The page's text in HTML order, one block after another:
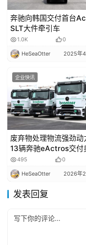
奔驰向韩国交付首台
SLT大件牵引车
1.0K 0
HeSeaOtter 2025年
企业快讯
废弃物处理物流强劲动
13辆奔驰eActros交付
利Brantner green
solutions公司
495 0
HeSeaOtter 2026年
发表回复